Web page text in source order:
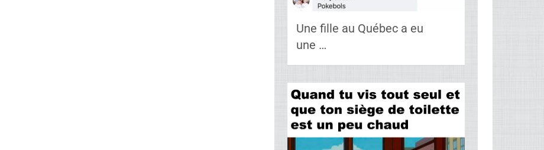
Une fille au Québec a eu
une …